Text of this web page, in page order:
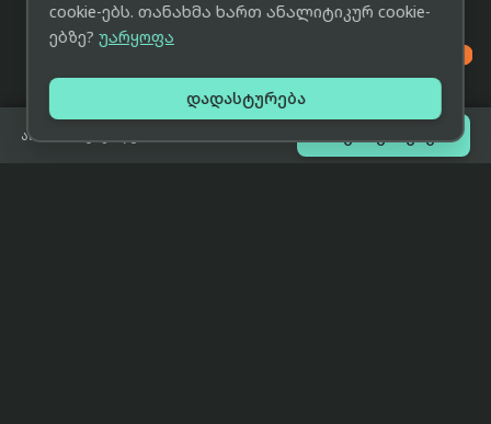
არ არის გაყიდვაში შეთავაზებები

cookie-ებს. თანახმა ხართ ანალიტიკურ cookie-
ებზე? უარყოფა
დადასტურება